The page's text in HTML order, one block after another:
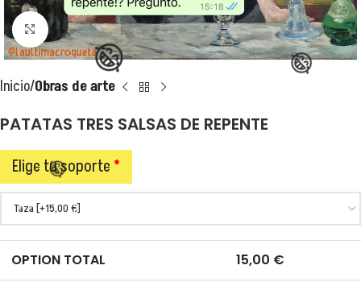
Clic para ampliar
Inicio Obras de arte
PATATAS TRES SALSAS DE REPENTE
Elige tu soporte *
OPTION TOTAL 15,00 €